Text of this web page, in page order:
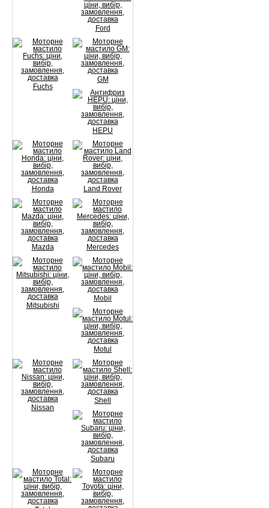
Ford
Fuchs
GM
HEPU
Honda Land Rover
Mazda Mercedes
Mitsubishi
Mobil
Motul
Nissan
Shell
Subaru